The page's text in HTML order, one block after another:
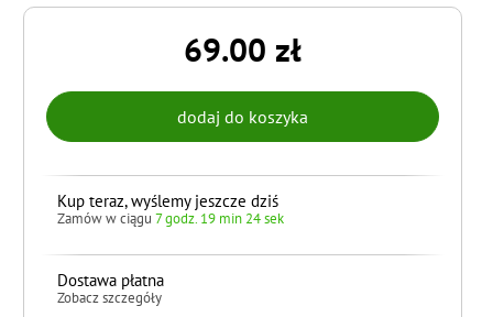
69.00 zł
Kup teraz, wyślemy jeszcze dziś
Zamów w ciągu7 godz. 19 min 24 sek
Dostawa płatna
Zobacz szczegóły